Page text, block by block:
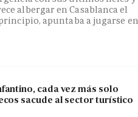
albergar en Casablanca el
apuntaba a jugarse en
cada vez más solo
sacude al sector turístico